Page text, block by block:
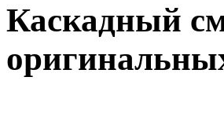
Каскадный